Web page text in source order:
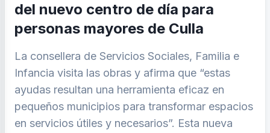
del nuevo centro de día para
personas mayores de Culla
La consellera de Servicios Sociales, Familia e
Infancia visita las obras y afirma que “estas
ayudas resultan una herramienta eficaz en
pequeños municipios para transformar espacios
en servicios útiles y necesarios”. Esta nueva